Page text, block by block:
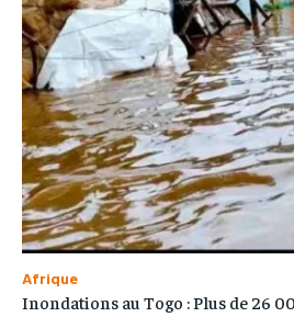
Afrique
Inondations au Togo : Plus de 26